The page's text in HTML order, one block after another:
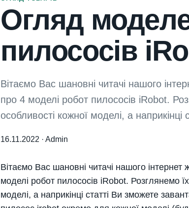
Огляд
пилососів
Вітаємо Вас шановні читачі нашого
про 4 моделі робот пилососів iRobot.
особливості кожної моделі, а
16.11.2022 · Admin
Вітаємо Вас шановні читачі нашого
моделі робот пилососів iRobot. Розглянемо
моделі, а наприкінці статті Ви зможете